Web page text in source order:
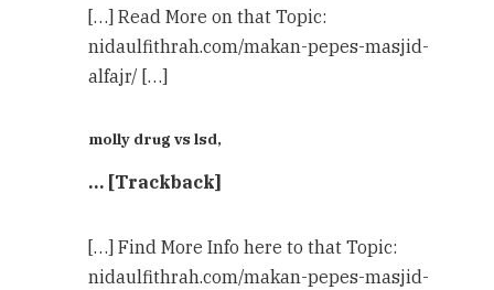
[…] Read More on that Topic:
nidaulfithrah.com/makan-pepes-masjid-
alfajr/ […]
molly drug vs lsd,
… [Trackback]
[…] Find More Info here to that Topic:
nidaulfithrah.com/makan-pepes-masjid-